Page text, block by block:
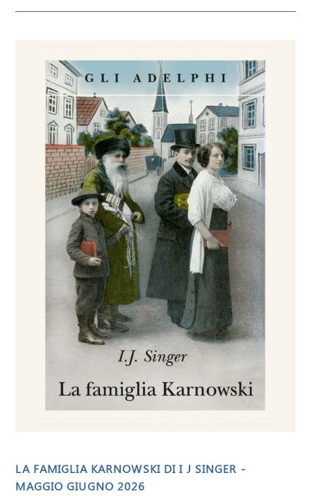
LA FAMIGLIA KARNOWSKI DI I J SINGER -
MAGGIO GIUGNO 2026